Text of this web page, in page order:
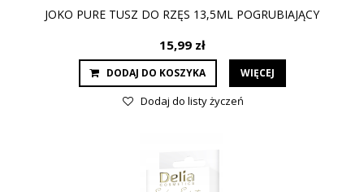
JOKO PURE TUSZ DO RZĘS 13,5ML POGRUBIAJĄCY
15,99 zł
DODAJ DO KOSZYKA WIĘCEJ
Dodaj do listy życzeń